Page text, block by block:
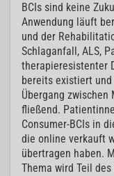
BCIs sind keine
Anwendung läuft
und der
Schlaganfall, ALS,
therapieresistenter
bereits existiert
Übergang zwischen
fließend.
Consumer-BCIs in
die online verkauft
übertragen haben.
Thema wird Teil